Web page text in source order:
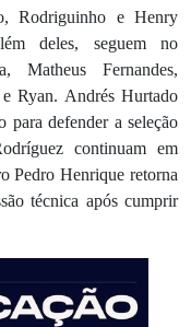
Rodriguinho e Henry
deles, seguem no
Matheus Fernandes,
Ryan. Andrés Hurtado
para defender a seleção
continuam em
Pedro Henrique retorna
técnica após cumprir